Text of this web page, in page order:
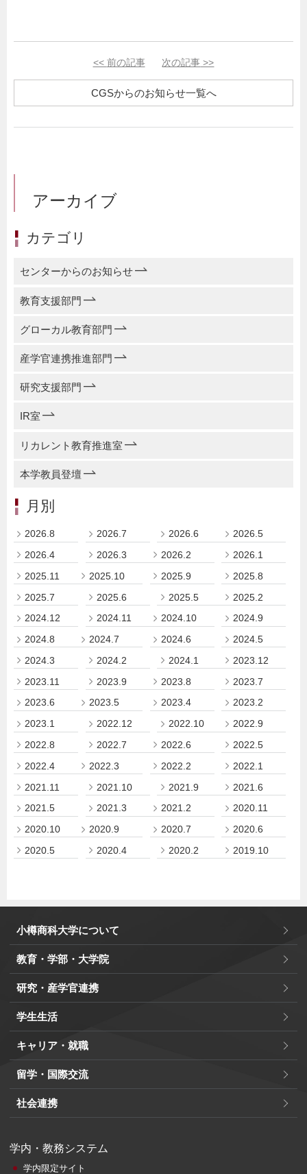
<< 前の記事 次の記事 >>
CGSからのお知らせ一覧へ
アーカイブ
カテゴリ
センターからのお知らせ
教育支援部門
グローカル教育部門
産学官連携推進部門
研究支援部門
IR室
リカレント教育推進室
本学教員登壇
月別
2026.8 2026.7 2026.6
2026.5
2026.4
2026.3 2026.2
2026.1
2025.11
2025.10 2025.9
2025.8
2025.7
2025.6 2025.5
2025.2
2024.12
2024.11 2024.10
2024.9
2024.8
2024.7 2024.6
2024.5
2024.3
2024.2 2024.1
2023.12
2023.11
2023.9 2023.8
2023.7
2023.6
2023.5 2023.4
2023.2
2023.1
2022.12 2022.10
2022.9
2022.8
2022.7 2022.6
2022.5
2022.4
2022.3 2022.2
2022.1
2021.11
2021.10 2021.9
2021.6
2021.5
2021.3 2021.2
2020.11
2020.10
2020.9 2020.7
2020.6
2020.5
2020.4 2020.2 2019.10
小樽商科大学について
教育・学部・大学院
研究・産学官連携
学生生活
キャリア・就職
留学・国際交流
社会連携
学内・教務システム
学内限定サイト